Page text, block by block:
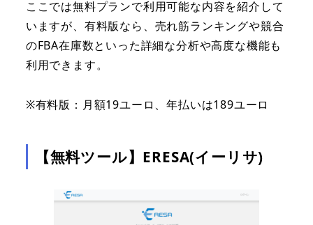
ここでは無料プランで利用可能な内容を紹介して
いますが、有料版なら、売れ筋ランキングや競合
のFBA在庫数といった詳細な分析や高度な機能も
利用できます。
※有料版：月額19ユーロ、年払いは189ユーロ
【無料ツール】ERESA(イーリサ)